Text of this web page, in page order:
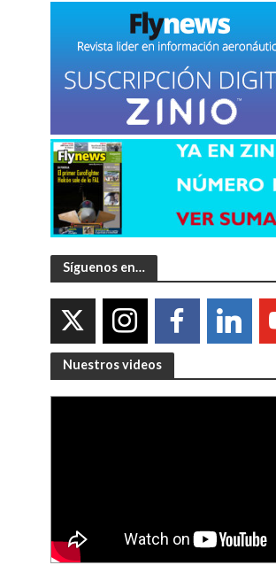
Síguenos en…
Nuestros videos